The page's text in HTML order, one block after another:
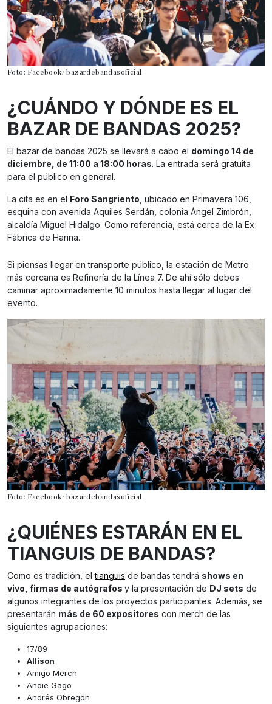
Foto: Facebook/ bazardebandasoficial
¿CUÁNDO Y DÓNDE ES EL
BAZAR DE BANDAS 2025?
El bazar de bandas 2025 se llevará a cabo el domingo 14 de
diciembre, de 11:00 a 18:00 horas. La entrada será gratuita
para el público en general.
La cita es en el Foro Sangriento , ubicado en Primavera 106,
esquina con avenida Aquiles Serdán, colonia Ángel Zimbrón,
alcaldía Miguel Hidalgo. Como referencia, está cerca de la Ex
Fábrica de Harina.
Si piensas llegar en transporte público, la estación de Metro
más cercana es Refinería de la Línea 7. De ahí sólo debes
caminar aproximadamente 10 minutos hasta llegar al lugar del
evento.
Foto: Facebook/ bazardebandasoficial
¿QUIÉNES ESTARÁN EN EL
TIANGUIS DE BANDAS?
Como es tradición, eltianguis de bandas tendrá shows en
vivo, firmas de autógrafos y la presentación de DJ sets de
algunos integrantes de los proyectos participantes. Además, se
presentarán más de 60 expositores con merch de las
siguientes agrupaciones:
17/89
Allison
Amigo Merch
Andie Gago
Andrés Obregón